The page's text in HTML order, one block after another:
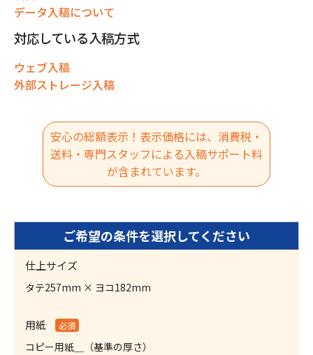
データ入稿について
対応している入稿方式
ウェブ入稿
外部ストレージ入稿
安心の総額表示！表示価格には、消費税・
送料・専門スタッフによる入稿サポート料
が含まれています。
仕上サイズ
タテ257mm × ヨコ182mm
用紙 必須
コピー用紙＿（基準の厚さ）